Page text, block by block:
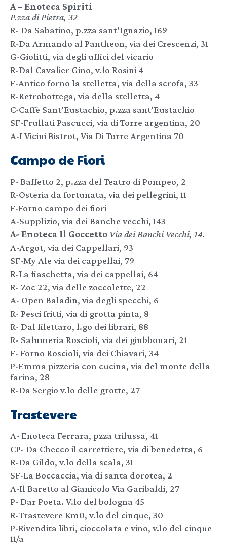
A – Enoteca Spiriti
P.zza di Pietra, 32
R- Da Sabatino, p.zza sant’Ignazio, 169
R-Da Armando al Pantheon, via dei Crescenzi, 31
G-Giolitti, via degli uffici del vicario
R-Dal Cavalier Gino, v.lo Rosini 4
F-Antico forno la stelletta, via della scrofa, 33
R-Retrobottega, via della stelletta, 4
C-Caffè Sant’Eustachio, p.zza sant’Eustachio
SF-Frullati Pascucci, via di Torre argentina, 20
A-I Vicini Bistrot, Via Di Torre Argentina 70
Campo de Fiori
P- Baffetto 2, p.zza del Teatro di Pompeo, 2
R-Osteria da fortunata, via dei pellegrini, 11
F-Forno campo dei fiori
A-Supplizio, via dei Banche vecchi, 143
A- Enoteca Il Goccetto Via dei Banchi Vecchi, 14.
A-Argot, via dei Cappellari, 93
SF-My Ale via dei cappellai, 79
R-La fiaschetta, via dei cappellai, 64
R- Zoc 22, via delle zoccolette, 22
A- Open Baladin, via degli specchi, 6
R- Pesci fritti, via di grotta pinta, 8
R- Dal filettaro, l.go dei librari, 88
R- Salumeria Roscioli, via dei giubbonari, 21
F- Forno Roscioli, via dei Chiavari, 34
P-Emma pizzeria con cucina, via del monte della
farina, 28
R-Da Sergio v.lo delle grotte, 27
Trastevere
A- Enoteca Ferrara, pzza trilussa, 41
CP- Da Checco il carrettiere, via di benedetta, 6
R-Da Gildo, v.lo della scala, 31
SF-La Boccaccia, via di santa dorotea, 2
A-Il Baretto al Gianicolo Via Garibaldi, 27
P- Dar Poeta. V.lo del bologna 45
R-Trastevere Km0, v.lo del cinque, 30
P-Rivendita libri, cioccolata e vino, v.lo del cinque
11/a